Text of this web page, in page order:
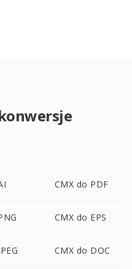
CMX do PDF
CMX do EPS
CMX do DOC